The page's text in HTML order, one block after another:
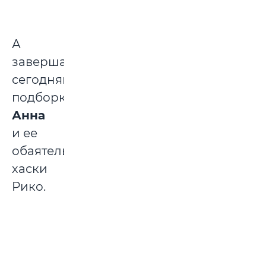
А
завершают
сегодняшнюю
подборку
Анна
и ее
обаятельный
хаски
Рико.